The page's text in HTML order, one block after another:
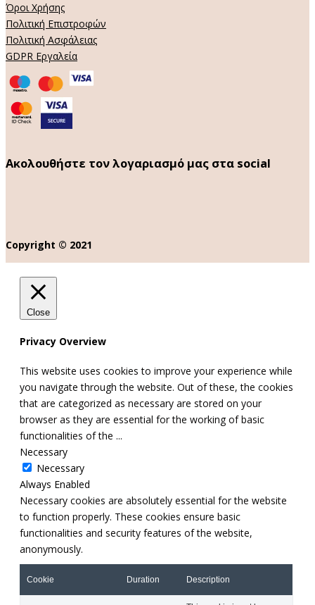
Όροι Χρήσης
Πολιτική Επιστροφών
Πολιτική Ασφάλειας
GDPR Εργαλεία
Ακολουθήστε τον λογαριασμό μας στα social
Copyright © 2021
Close
Privacy Overview
This website uses cookies to improve your experience while
you navigate through the website. Out of these, the cookies
that are categorized as necessary are stored on your
browser as they are essential for the working of basic
functionalities of the ...
Necessary
Necessary
Always Enabled
Necessary cookies are absolutely essential for the website
to function properly. These cookies ensure basic
functionalities and security features of the website,
anonymously.
Cookie Duration Description